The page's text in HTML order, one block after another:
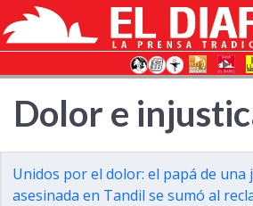
Dolor e
Unidos por el dolor: el papá de una
asesinada en Tandil se sumó al